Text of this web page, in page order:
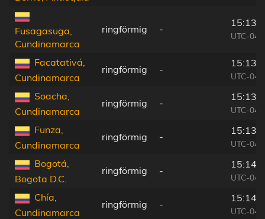
Fusagasuga,
Cundinamarca
ringförmig -
UTC-
Facatativá,
Cundinamarca
ringförmig -
UTC-
Soacha,
Cundinamarca
ringförmig -
UTC-
Funza,
Cundinamarca
ringförmig -
UTC-
Bogotá,
Bogota D.C.
ringförmig -
UTC-
Chía,
Cundinamarca
ringförmig -
UTC-